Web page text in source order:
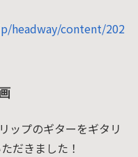
headway/content/202
ップのギターをギタリ
だきました！